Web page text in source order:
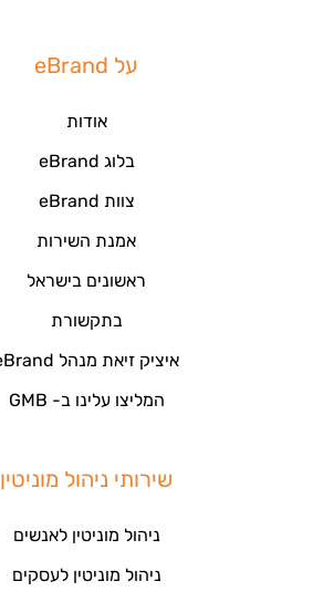
על eBrand
אודות
בלוג eBrand
צוות eBrand
אמנת השירות
ראשונים בישראל
בתקשורת
איציק זיאת מנהל eBrand
המליצו עלינו ב- GMB
שירותי ניהול מוניטין
ניהול מוניטין לאנשים
ניהול מוניטין לעסקים